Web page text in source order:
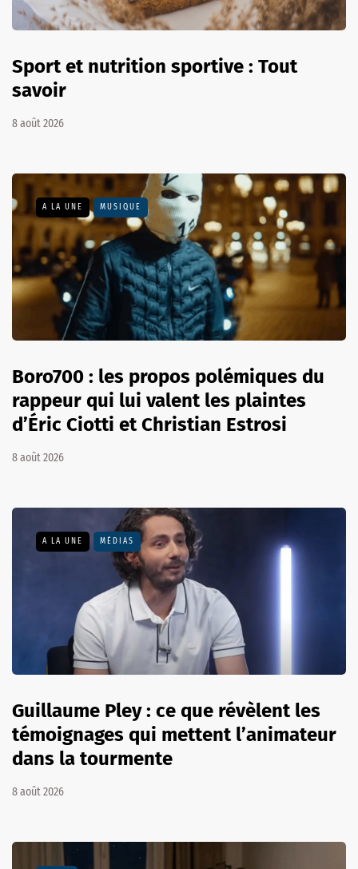
Sport et nutrition sportive : Tout
savoir
8 août 2026
A LA UNE MUSIQUE
Boro700 : les propos polémiques du
rappeur qui lui valent les plaintes
d’Éric Ciotti et Christian Estrosi
8 août 2026
A LA UNE MÉDIAS
Guillaume Pley : ce que révèlent les
témoignages qui mettent l’animateur
dans la tourmente
8 août 2026